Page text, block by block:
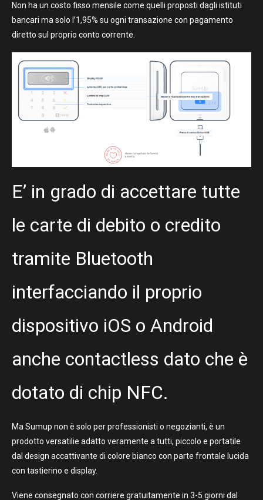
Non ha un costo fisso mensile come quelli proposti dagli istituti
bancari ma solo l’1,95% su ogni transazione con pagamento
diretto sul proprio conto corrente.
E’ in grado di accettare tutte
le carte di debito o credito
tramite Bluetooth
interfacciando il proprio
dispositivo iOS o Android
anche contactless dato che è
dotato di chip NFC.
Ma Sumup non è solo per professionisti o negozianti, è un
prodotto versatilie adatto veramente a tutti, piccolo e portatile
dal design accattivante di colore bianco con parte frontale lucida
con tastierino e display.
Viene consegnato con corriere gratuitamente in 3-5 giorni dal